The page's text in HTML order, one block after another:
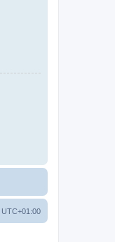
UTC+01:00